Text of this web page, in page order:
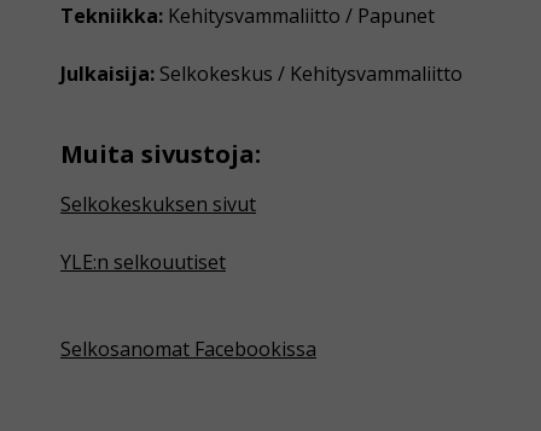
Tekniikka: Kehitysvammaliitto / Papunet
Julkaisija: Selkokeskus / Kehitysvammaliitto
Muita sivustoja:
Selkokeskuksen sivut
YLE:n selkouutiset
Selkosanomat Facebookissa